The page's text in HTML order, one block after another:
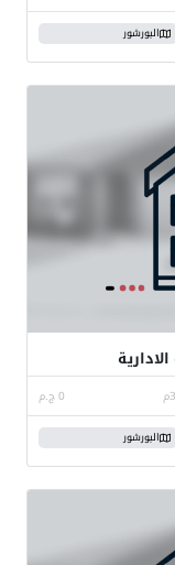
البورشور
0 ج.م
البورشور